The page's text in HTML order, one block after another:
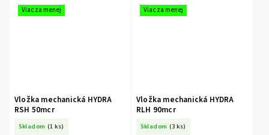
Viac za menej
Vložka mechanická HYDRA
RSH 50mcr
Skladom (1 ks)
Viac za menej
Vložka mechanická HYDRA
RLH 90mcr
Skladom (3 ks)